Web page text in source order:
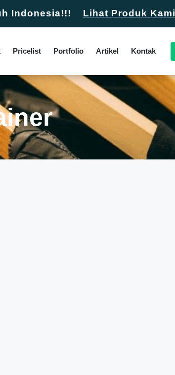
Indonesia!!! Lihat Produk Kami
Pricelist Portfolio Artikel Kontak